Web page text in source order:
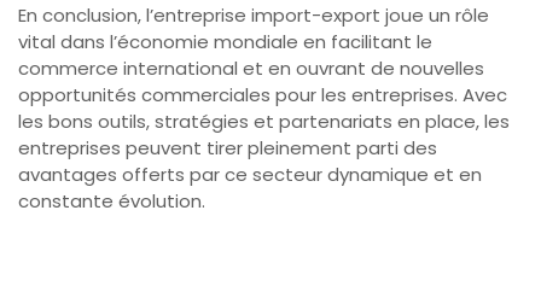
En conclusion, l’entreprise import-export joue un rôle
vital dans l’économie mondiale en facilitant le
commerce international et en ouvrant de nouvelles
opportunités commerciales pour les entreprises. Avec
les bons outils, stratégies et partenariats en place, les
entreprises peuvent tirer pleinement parti des
avantages offerts par ce secteur dynamique et en
constante évolution.